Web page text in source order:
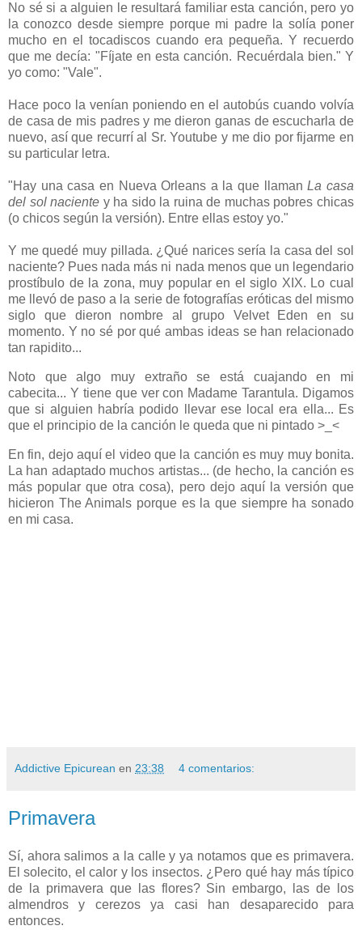
No sé si a alguien le resultará familiar esta canción, pero yo
la conozco desde siempre porque mi padre la solía poner
mucho en el tocadiscos cuando era pequeña. Y recuerdo
que me decía: "Fíjate en esta canción. Recuérdala bien." Y
yo como: "Vale".
Hace poco la venían poniendo en el autobús cuando volvía
de casa de mis padres y me dieron ganas de escucharla de
nuevo, así que recurrí al Sr. Youtube y me dio por fijarme en
su particular letra.
"Hay una casa en Nueva Orleans a la que llamanLa casa
del sol naciente y ha sido la ruina de muchas pobres chicas
(o chicos según la versión). Entre ellas estoy yo."
Y me quedé muy pillada. ¿Qué narices sería la casa del sol
naciente? Pues nada más ni nada menos que un legendario
prostíbulo de la zona, muy popular en el siglo XIX. Lo cual
me llevó de paso a la serie de fotografías eróticas del mismo
siglo que dieron nombre al grupo Velvet Eden en su
momento. Y no sé por qué ambas ideas se han relacionado
tan rapidito...
Noto que algo muy extraño se está cuajando en mi
cabecita... Y tiene que ver con Madame Tarantula. Digamos
que si alguien habría podido llevar ese local era ella... Es
que el principio de la canción le queda que ni pintado >_<
En fin, dejo aquí el video que la canción es muy muy bonita.
La han adaptado muchos artistas... (de hecho, la canción es
más popular que otra cosa), pero dejo aquí la versión que
hicieron The Animals porque es la que siempre ha sonado
en mi casa.
Addictive Epicurean en 23:38 4 comentarios:
Primavera
Sí, ahora salimos a la calle y ya notamos que es primavera.
El solecito, el calor y los insectos. ¿Pero qué hay más típico
de la primavera que las flores? Sin embargo, las de los
almendros y cerezos ya casi han desaparecido para
entonces.